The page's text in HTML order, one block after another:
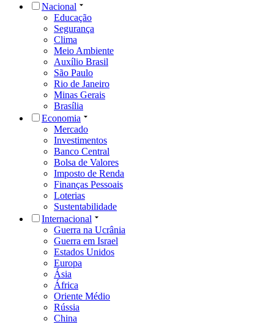
Nacional
Educação
Segurança
Clima
Meio Ambiente
Auxílio Brasil
São Paulo
Rio de Janeiro
Minas Gerais
Brasília
Economia
Mercado
Investimentos
Banco Central
Bolsa de Valores
Imposto de Renda
Finanças Pessoais
Loterias
Sustentabilidade
Internacional
Guerra na Ucrânia
Guerra em Israel
Estados Unidos
Europa
Ásia
África
Oriente Médio
Rússia
China